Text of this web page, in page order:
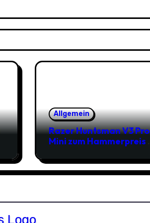
Allgemein
Razer Huntsman V3 Pro
Mini zum Hammerpreis –